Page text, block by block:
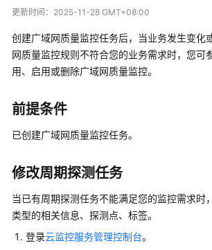
动
服
务
告
产
绍
快
速
入
更新时间： 2025-11-28 GMT+08:00
创建广域网质量监控任务后，当业务发生变化
网质量监控规则不符合您的业务需求时，您可
用、启用或删除广域网质量监控。
前提条件
已创建广域网质量监控任务。
修改周期探测任务
当已有周期探测任务不能满足您的监控需求时
类型的相关信息、探测点、标签。
登录云监控服务管理控制台。